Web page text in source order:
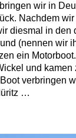
wir in
Nachdem
diesmal in
(nennen wir
ein
und
verbringen
…